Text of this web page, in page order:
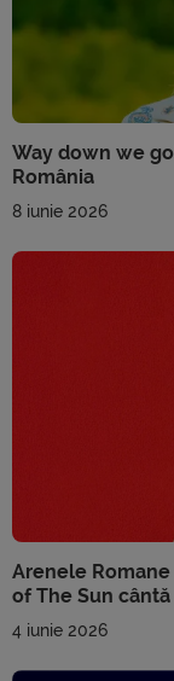
Way down we
România
8 iunie 2026
Arenele
of The Sun
4 iunie 2026